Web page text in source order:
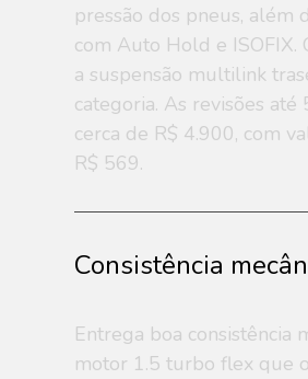
pressão dos pneus, além
com Auto Hold e ISOFIX.
a suspensão multilink
categoria. As revisões
cerca de R$ 4.900, com
R$ 569.
Consistência
Entrega boa consistência
motor 1.5 turbo flex que